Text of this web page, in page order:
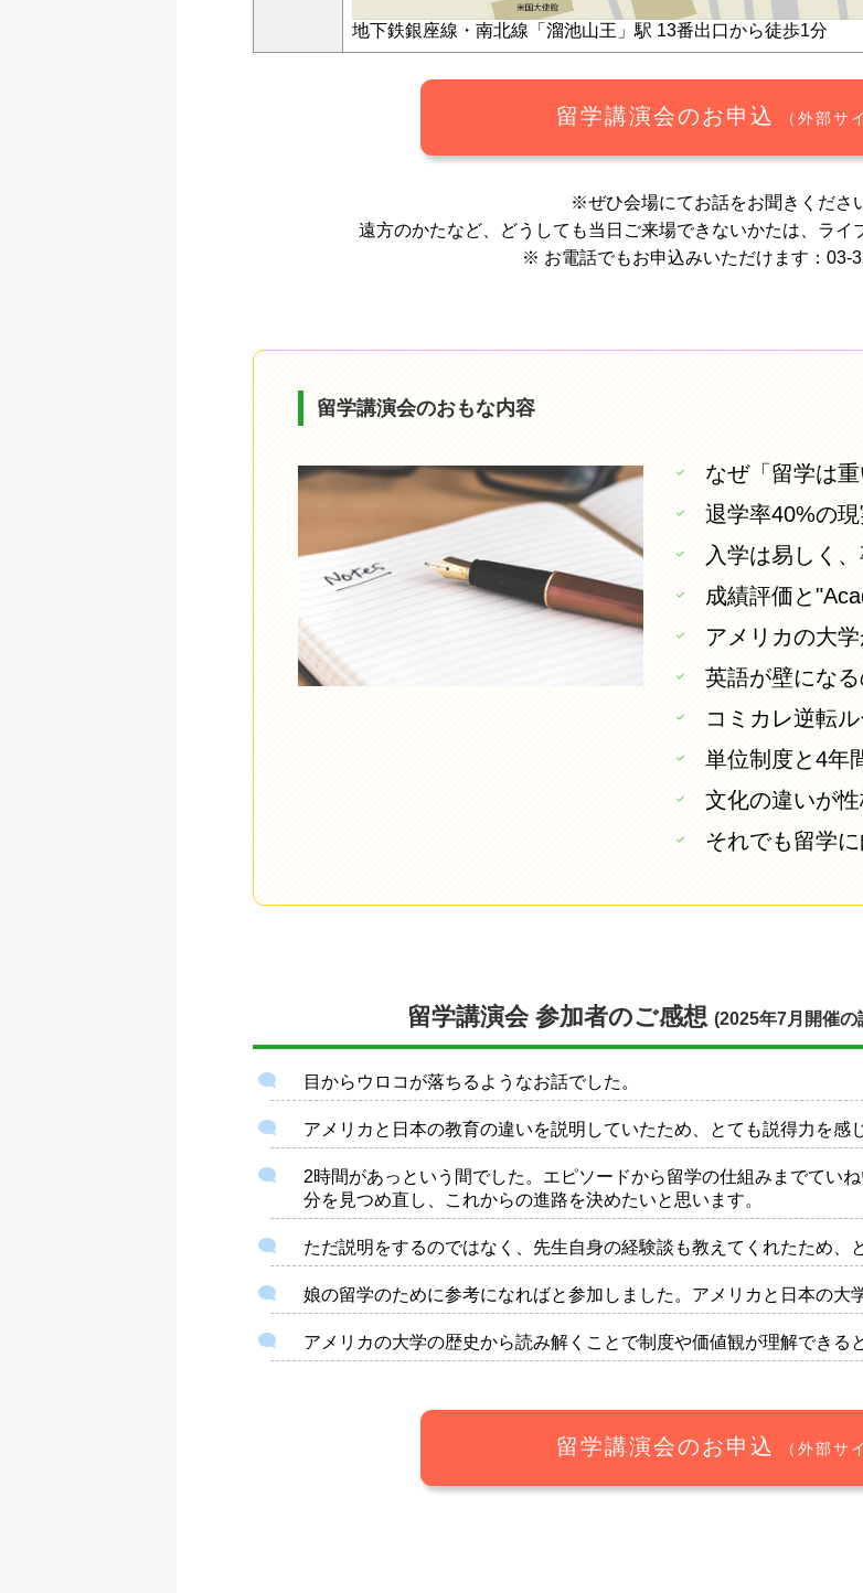
地下鉄銀座線・南北線「溜池山王」駅 13番出口から徒歩1分
留学講演会のお申込 （外部サ
※ぜひ会場にてお話をお聞きくださ
遠方のかたなど、どうしても当日ご来場できないかたは、ライ
※ お電話でもお申込みいただけます：03-
留学講演会のおもな内容
なぜ「留学は
退学率40%の
入学は易しく
成績評価と
アメリカの大
英語が壁にな
コミカレ逆転
単位制度と4年
文化の違いが
それでも留学
留学講演会 参加者のご感想 (2025年7月開催の
目からウロコが落ちるようなお話でした。
アメリカと日本の教育の違いを説明していたため、とても説得力を感
2時間があっという間でした。エピソードから留学の仕組みまでてい
分を見つめ直し、これからの進路を決めたいと思います。
ただ説明をするのではなく、先生自身の経験談も教えてくれたため、
娘の留学のために参考になればと参加しました。アメリカと日本の大
アメリカの大学の歴史から読み解くことで制度や価値観が理解できる
留学講演会のお申込 （外部サ